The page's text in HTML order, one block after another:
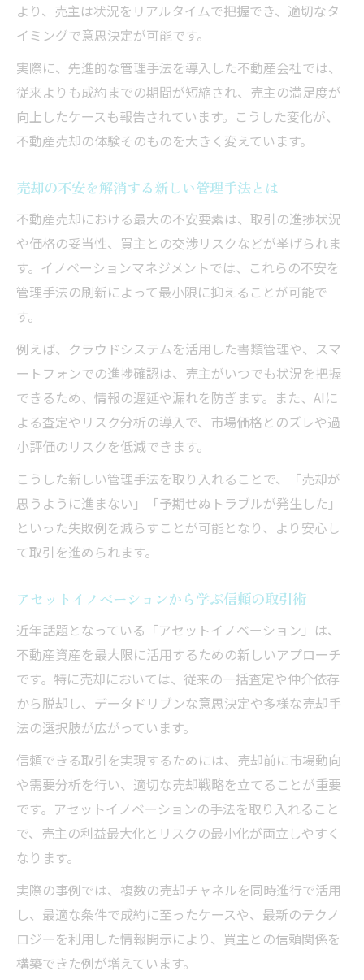
より、売主は状況をリアルタイムで把握でき、適切なタ
イミングで意思決定が可能です。
実際に、先進的な管理手法を導入した不動産会社では、
従来よりも成約までの期間が短縮され、売主の満足度が
向上したケースも報告されています。こうした変化が、
不動産売却の体験そのものを大きく変えています。
売却の不安を解消する新しい管理手法とは
不動産売却における最大の不安要素は、取引の進捗状況
や価格の妥当性、買主との交渉リスクなどが挙げられま
す。イノベーションマネジメントでは、これらの不安を
管理手法の刷新によって最小限に抑えることが可能で
す。
例えば、クラウドシステムを活用した書類管理や、スマ
ートフォンでの進捗確認は、売主がいつでも状況を把握
できるため、情報の遅延や漏れを防ぎます。また、AIに
よる査定やリスク分析の導入で、市場価格とのズレや過
小評価のリスクを低減できます。
こうした新しい管理手法を取り入れることで、「売却が
思うように進まない」「予期せぬトラブルが発生した」
といった失敗例を減らすことが可能となり、より安心し
て取引を進められます。
アセットイノベーションから学ぶ信頼の取引術
近年話題となっている「アセットイノベーション」は、
不動産資産を最大限に活用するための新しいアプローチ
です。特に売却においては、従来の一括査定や仲介依存
から脱却し、データドリブンな意思決定や多様な売却手
法の選択肢が広がっています。
信頼できる取引を実現するためには、売却前に市場動向
や需要分析を行い、適切な売却戦略を立てることが重要
です。アセットイノベーションの手法を取り入れること
で、売主の利益最大化とリスクの最小化が両立しやすく
なります。
実際の事例では、複数の売却チャネルを同時進行で活用
し、最適な条件で成約に至ったケースや、最新のテクノ
ロジーを利用した情報開示により、買主との信頼関係を
構築できた例が増えています。